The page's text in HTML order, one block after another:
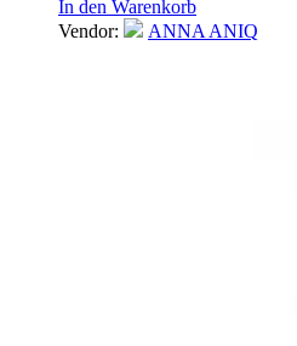
In den Warenkorb
Vendor:
ANNA ANIQ